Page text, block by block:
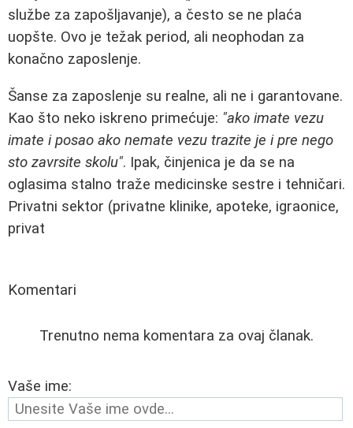
službe za zapošljavanje), a često se ne plaća
uopšte. Ovo je težak period, ali neophodan za
konačno zaposlenje.
Šanse za zaposlenje su realne, ali ne i garantovane.
Kao što neko iskreno primećuje: "ako imate vezu
imate i posao ako nemate vezu trazite je i pre nego
sto zavrsite skolu". Ipak, činjenica je da se na
oglasima stalno traže medicinske sestre i tehničari.
Privatni sektor (privatne klinike, apoteke, igraonice,
privat
Komentari
Trenutno nema komentara za ovaj članak.
Vaše ime: